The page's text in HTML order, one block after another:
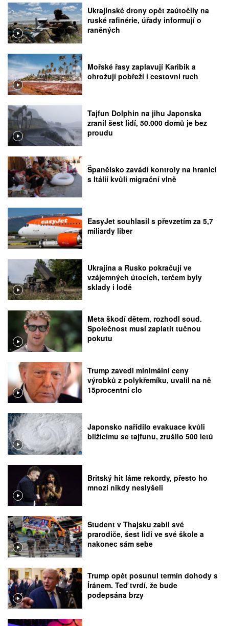
Ukrajinské drony opět zaútočily na
ruské rafinérie, úřady informují o
raněných
Mořské řasy zaplavují Karibik a
ohrožují pobřeží i cestovní ruch
Tajfun Dolphin na jihu Japonska
zranil šest lidí, 50.000 domů je bez
proudu
Španělsko zavádí kontroly na hranici
s Itálií kvůli migrační vlně
EasyJet souhlasil s převzetím za 5,7
miliardy liber
Ukrajina a Rusko pokračují ve
vzájemných útocích, terčem byly
sklady i lodě
Meta škodí dětem, rozhodl soud.
Společnost musí zaplatit tučnou
pokutu
Trump zavedl minimální ceny
výrobků z polykřemíku, uvalil na ně
15procentní clo
Japonsko nařídilo evakuace kvůli
blížícímu se tajfunu, zrušilo 500 letů
Britský hit láme rekordy, přesto ho
mnozí nikdy neslyšeli
Student v Thajsku zabil své
prarodiče, šest lidí ve své škole a
nakonec sám sebe
Trump opět posunul termín dohody s
Íránem. Teď tvrdí, že bude
podepsána brzy